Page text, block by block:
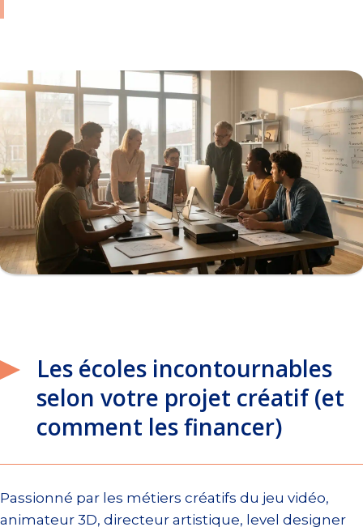
Les écoles incontournables
selon votre projet créatif (et
comment les financer)
Passionné par les métiers créatifs du jeu vidéo,
animateur 3D, directeur artistique, level designer